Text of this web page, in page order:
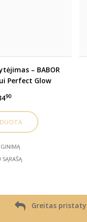
– BABOR
Perfect Glow
90
SĄRAŠĄ
Greitas